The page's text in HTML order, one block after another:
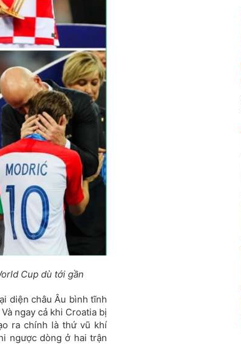
Cup dù tới gần
diện châu Âu bình tĩnh
ngay cả khi Croatia bị
ra chính là thứ vũ khí
ngược dòng ở hai trận